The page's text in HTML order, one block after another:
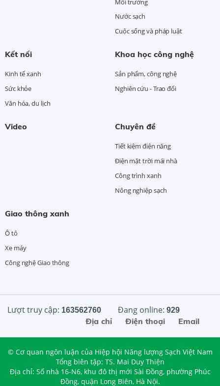
Nước sạch
Cuộc sống và pháp luật
Kết nối
Kinh tế xanh
Sức khỏe
Văn hóa, du lịch
Khoa học công nghệ
Sản phẩm, công nghệ
Nghiên cứu - Trao đổi
Video Chuyên đề
Tiết kiệm điện năng
Điện mặt trời mái nhà
Công trình xanh
Nông nghiệp sạch
Giao thông xanh
Ô tô
Xe máy
Công nghệ Giao thông
Lượt truy cập: 163562760 Đang online: 929
Email
Điện thoại
Địa chỉ
© Cơ quan ngôn luận của Hiệp hội Năng lượng Sạch Việt Nam
Tổng biên tập: TS. Mai Duy Thiện
Địa chỉ: Số nhà 16-N6, khu đô thị mới Sài Đồng, phường Phúc
Đồng, quận Long Biên, Hà Nội.